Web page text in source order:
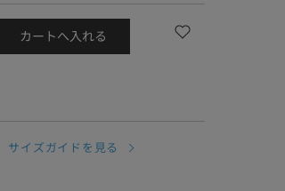
カートへ入れる
サイズガイドを見る